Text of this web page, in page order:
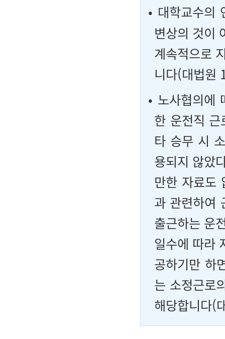
• 대학교수의
변상의 것이
계속적으로
니다(대법원
• 노사협의에
한 운전직
타 승무 시
용되지 않았
만한 자료도
과 관련하여
출근하는 운
일수에 따라
공하기만 하
는 소정근로
해당합니다(